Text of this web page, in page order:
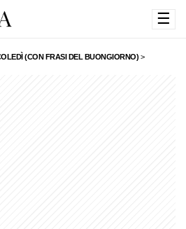
☰
(CON FRASI DEL BUONGIORNO) >